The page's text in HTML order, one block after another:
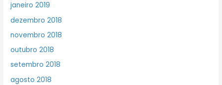
janeiro 2019
dezembro 2018
novembro 2018
outubro 2018
setembro 2018
agosto 2018